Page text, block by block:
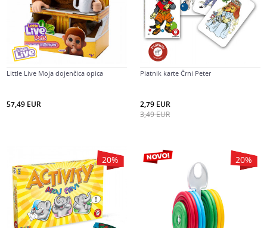
Little Live Moja dojenčica opica
57,49 EUR
Piatnik karte Črni Peter
2,79 EUR
3,49EUR
20% 20%